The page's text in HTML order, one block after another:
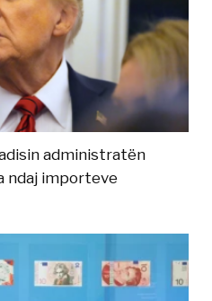
administratën
ndaj importeve